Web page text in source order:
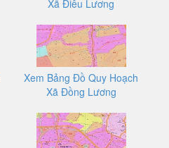
Xã Điêu Lương
Xem Bảng Đồ Quy Hoạch
Xã Đồng Lương